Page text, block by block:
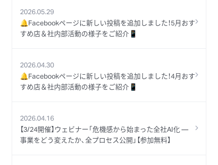
2026.05.29
🔔Facebookページに新しい投稿を追加しました！5月おす
すめ店＆社内部活動の様子をご紹介📱
2026.04.30
🔔Facebookページに新しい投稿を追加しました！4月おす
すめ店＆社内部活動の様子をご紹介📱
2026.04.16
【3/24開催】ウェビナー「危機感から始まった全社AI化 ―
事業をどう変えたか、全プロセス公開」【参加無料】